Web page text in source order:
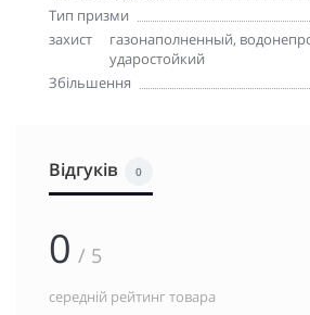
Тип призми
захист
газонаполненный,
ударостойкий
Збільшення
Відгуків 0
0 / 5
середній рейтинг товара